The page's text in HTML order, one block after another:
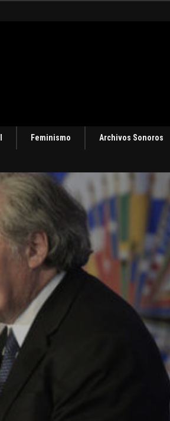
Feminismo Archivos Sonoros